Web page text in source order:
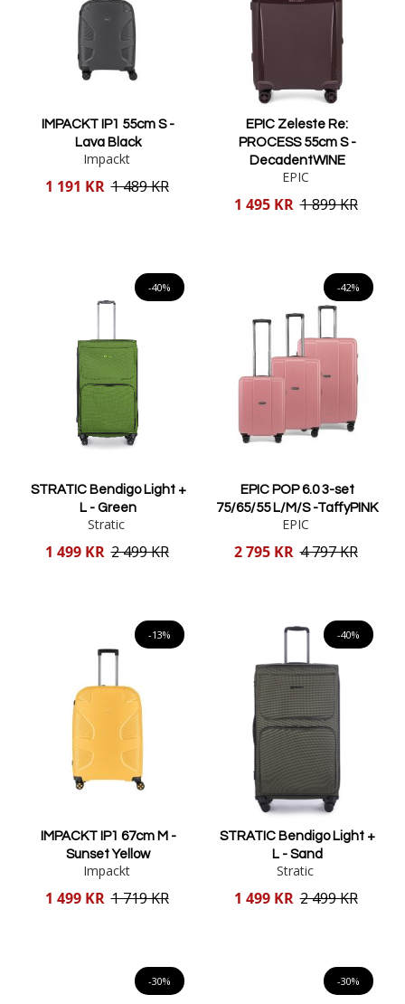
IMPACKT IP1 55cm S -
Lava Black
Impackt
Reducerat
1 191 KR 1 489 KR
EPIC Zeleste Re:
PROCESS 55cm S -
DecadentWINE
EPIC
Reducerat
1 495 KR 1 899 KR
-40%
STRATIC Bendigo Light +
L - Green
Stratic
Reducerat
1 499 KR 2 499 KR
-42%
EPIC POP 6.0 3-set
75/65/55 L/M/S -TaffyPINK
EPIC
Reducerat
2 795 KR 4 797 KR
-13%
IMPACKT IP1 67cm M -
Sunset Yellow
Impackt
Reducerat
1 499 KR 1 719 KR
-40%
STRATIC Bendigo Light +
L - Sand
Stratic
Reducerat
1 499 KR 2 499 KR
-30% -30%